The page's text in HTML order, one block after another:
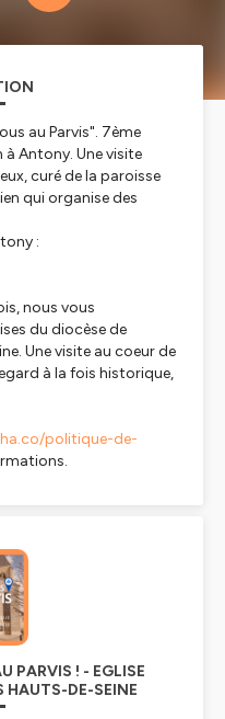
au Parvis". 7ème
Antony. Une visite
curé de la paroisse
qui organise des
:
nous vous
du diocèse de
Une visite au coeur de
à la fois historique,
politique-de-
PARVIS ! - EGLISE
HAUTS-DE-SEINE